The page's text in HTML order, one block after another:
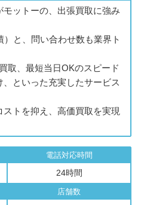
モットーの、出張買取に強み
と、問い合わせ数も業界ト
取、最短当日OKのスピード
といった充実したサービス
トを抑え、高価買取を実現
電話対応時間
24時間
店舗数